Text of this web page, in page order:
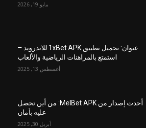
مايو 19, 2026
عنوان: تحميل تطبيق 1xBet APK للاندرويد –
استمتع بالمراهنات الرياضية والألعاب
أغسطس 13, 2025
أحدث إصدار من MelBet APK: من أين تحصل
عليه بأمان
أبريل 30, 2025